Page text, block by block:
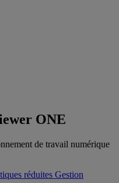
ONE
de travail numérique
réduites Gestion